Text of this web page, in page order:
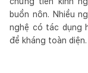
buồn nôn. Nhiều
nghệ có tác dụng
đề kháng toàn diện.